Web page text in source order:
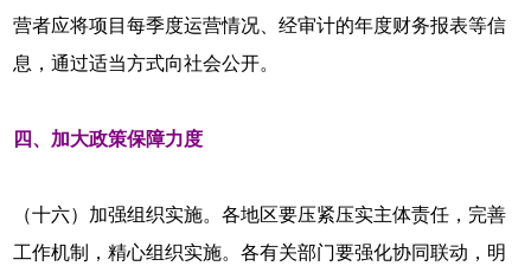
营者应将项目每季度运营情况、经审计的年度财务报表等信
息，通过适当方式向社会公开。
四、加大政策保障力度
（十六）加强组织实施。各地区要压紧压实主体责任，完善
工作机制，精心组织实施。各有关部门要强化协同联动，明